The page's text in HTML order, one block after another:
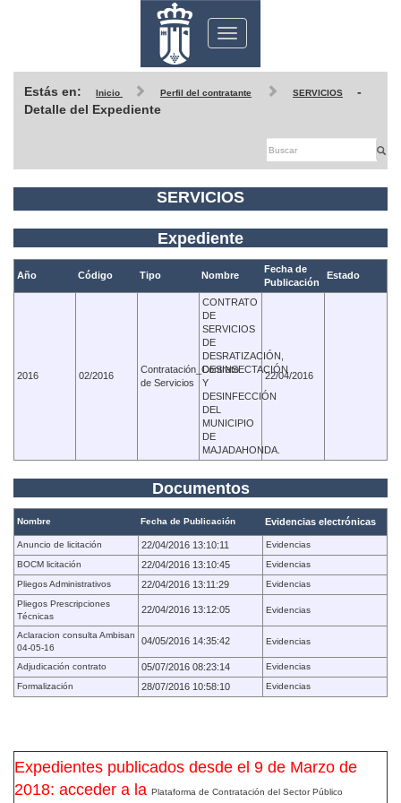
Toggle
navigation
Estás en: Inicio Perfil del contratante SERVICIOS
-
Detalle del Expediente
SERVICIOS
Expediente
Año Código Tipo Nombre
Fecha de
Publicación
Estado
2016 02/2016
Contratación_Contrato
de Servicios
CONTRATO
DE
SERVICIOS
DE
DESRATIZACIÓN,
DESINSECTACIÓN
Y
DESINFECCIÓN
DEL
MUNICIPIO
DE
MAJADAHONDA.
22/04/2016
Documentos
Nombre Fecha de Publicación Evidencias electrónicas
Anuncio de licitación 22/04/2016 13:10:11
Evidencias
BOCM licitación
22/04/2016 13:10:45
Evidencias
Pliegos Administrativos
22/04/2016 13:11:29
Evidencias
Pliegos Prescripciones
Técnicas
22/04/2016 13:12:05 Evidencias
Aclaracion consulta Ambisan
04-05-16
04/05/2016 14:35:42 Evidencias
Adjudicación contrato 05/07/2016 08:23:14
Evidencias
Formalización
28/07/2016 10:58:10 Evidencias
Expedientes publicados desde el 9 de Marzo de
2018: acceder a la Plataforma de Contratación del Sector Público